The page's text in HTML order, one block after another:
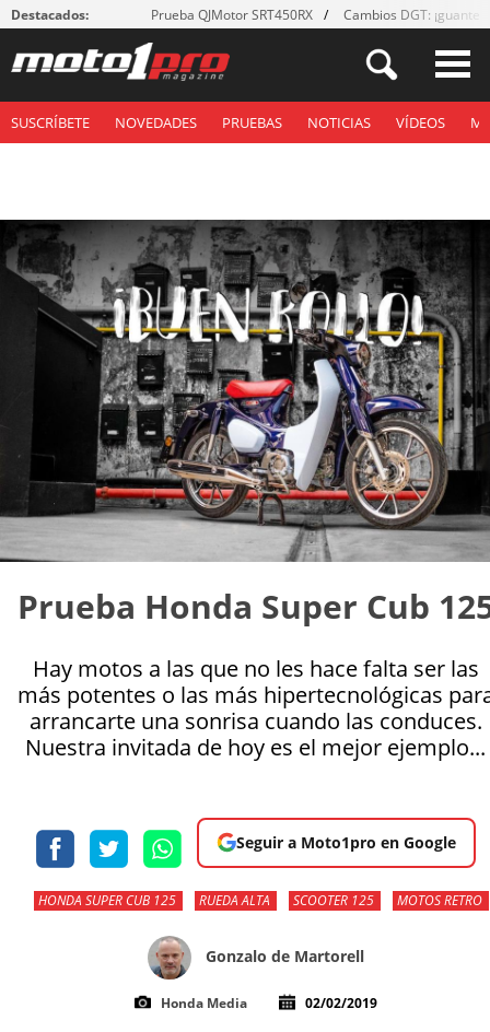
Destacados: Prueba QJMotor SRT450RX Cambios DGT: ¡guantes!
SUSCRÍBETE NOVEDADES PRUEBAS NOTICIAS VÍDEOS
Prueba Honda Super Cub
Hay motos a las que no les hace falta ser las
más potentes o las más hipertecnológicas
arrancarte una sonrisa cuando las conduces.
Nuestra invitada de hoy es el mejor ejemplo...
Seguir a Moto1pro en Google
HONDA SUPER CUB 125 RUEDA ALTA SCOOTER 125 MOTOS RETRO
Gonzalo de Martorell
Honda Media 02/02/2019